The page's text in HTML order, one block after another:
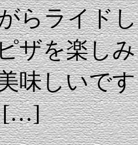
らライド
ザを楽し
味しいで
[…]